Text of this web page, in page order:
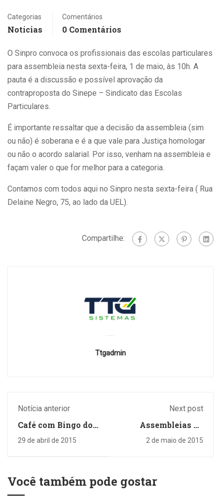
Categorias
Notícias
Comentários
0 Comentários
O Sinpro convoca os profissionais das escolas particulares
para assembleia nesta sexta-feira, 1 de maio, às 10h. A
pauta é a discussão e possível aprovação da
contraproposta do Sinepe – Sindicato das Escolas
Particulares.
É importante ressaltar que a decisão da assembleia (sim
ou não) é soberana e é a que vale para Justiça homologar
ou não o acordo salarial. Por isso, venham na assembleia e
façam valer o que for melhor para a categoria.
Contamos com todos aqui no Sinpro nesta sexta-feira ( Rua
Delaine Negro, 75, ao lado da UEL).
Compartilhe:
Ttgadmin
Notícia anterior
Café com Bingo do
29 de abril de 2015
Next post
Assembleias da
privada recusam
2 de maio de 2015
Você também pode gostar